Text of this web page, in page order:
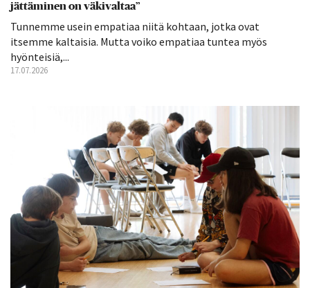
jättäminen on väkivaltaa”
Tunnemme usein empatiaa niitä kohtaan, jotka ovat
itsemme kaltaisia. Mutta voiko empatiaa tuntea myös
hyönteisiä,...
17.07.2026